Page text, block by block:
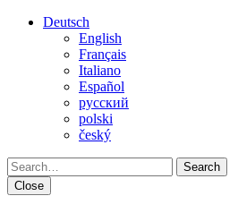
Deutsch
English
Français
Italiano
Español
pусский
polski
český
Search
Close